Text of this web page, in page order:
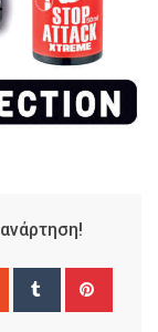
StumbleUpon
Tumblr